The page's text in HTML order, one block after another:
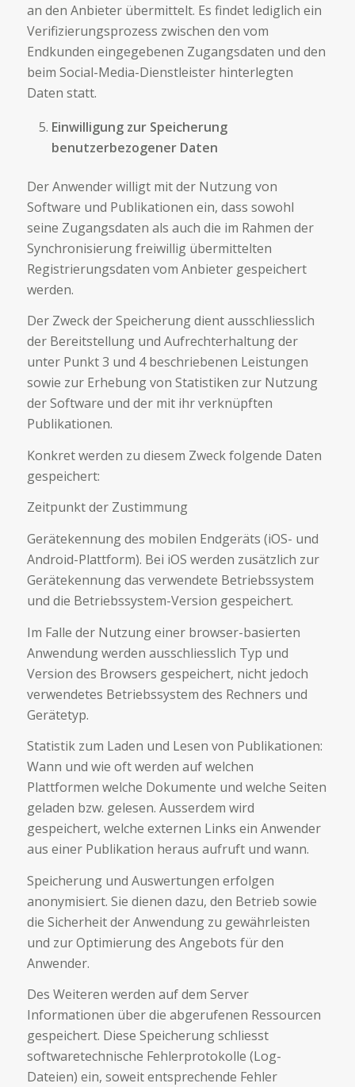
an den Anbieter übermittelt. Es findet lediglich ein
Verifizierungsprozess zwischen den vom
Endkunden eingegebenen Zugangsdaten und den
beim Social-Media-Dienstleister hinterlegten
Daten statt.
Einwilligung zur Speicherung
benutzerbezogener Daten
Der Anwender willigt mit der Nutzung von
Software und Publikationen ein, dass sowohl
seine Zugangsdaten als auch die im Rahmen der
Synchronisierung freiwillig übermittelten
Registrierungsdaten vom Anbieter gespeichert
werden.
Der Zweck der Speicherung dient ausschliesslich
der Bereitstellung und Aufrechterhaltung der
unter Punkt 3 und 4 beschriebenen Leistungen
sowie zur Erhebung von Statistiken zur Nutzung
der Software und der mit ihr verknüpften
Publikationen.
Konkret werden zu diesem Zweck folgende Daten
gespeichert:
Zeitpunkt der Zustimmung
Gerätekennung des mobilen Endgeräts (iOS- und
Android-Plattform). Bei iOS werden zusätzlich zur
Gerätekennung das verwendete Betriebssystem
und die Betriebssystem-Version gespeichert.
Im Falle der Nutzung einer browser-basierten
Anwendung werden ausschliesslich Typ und
Version des Browsers gespeichert, nicht jedoch
verwendetes Betriebssystem des Rechners und
Gerätetyp.
Statistik zum Laden und Lesen von Publikationen:
Wann und wie oft werden auf welchen
Plattformen welche Dokumente und welche Seiten
geladen bzw. gelesen. Ausserdem wird
gespeichert, welche externen Links ein Anwender
aus einer Publikation heraus aufruft und wann.
Speicherung und Auswertungen erfolgen
anonymisiert. Sie dienen dazu, den Betrieb sowie
die Sicherheit der Anwendung zu gewährleisten
und zur Optimierung des Angebots für den
Anwender.
Des Weiteren werden auf dem Server
Informationen über die abgerufenen Ressourcen
gespeichert. Diese Speicherung schliesst
softwaretechnische Fehlerprotokolle (Log-
Dateien) ein, soweit entsprechende Fehler